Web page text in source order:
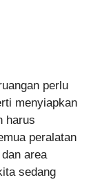
perlu
menyiapkan
harus
peralatan
area
sedang